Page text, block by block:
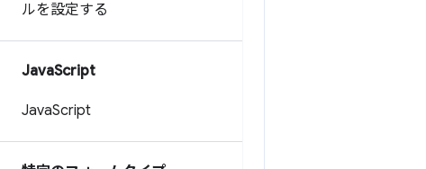
ルを設定する
JavaScript
JavaScript